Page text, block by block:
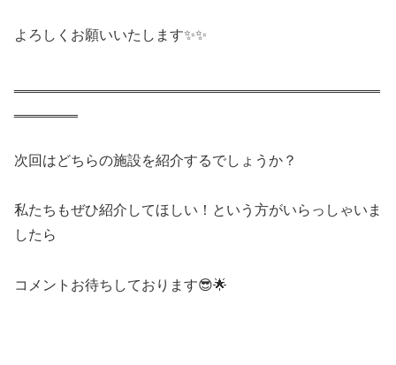
よろしくお願いいたします✨✨
次回はどちらの施設を紹介するでしょうか？
私たちもぜひ紹介してほしい！という方がいらっしゃいま
したら
コメントお待ちしております😎🌟